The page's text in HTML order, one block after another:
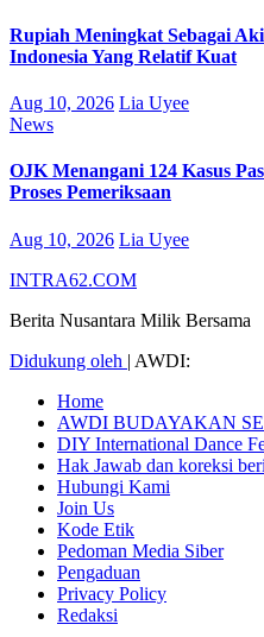
Rupiah Meningkat Sebagai
Indonesia Yang Relatif Kuat
Aug 10, 2026 Lia Uyee
News
OJK Menangani 124 Kasus
Proses Pemeriksaan
Aug 10, 2026 Lia Uyee
INTRA62.COM
Berita Nusantara Milik Bersama
Didukung oleh | AWDI:
Home
AWDI BUDAYAKAN
DIY International Dance
Hak Jawab dan koreksi
Hubungi Kami
Join Us
Kode Etik
Pedoman Media Siber
Pengaduan
Privacy Policy
Redaksi